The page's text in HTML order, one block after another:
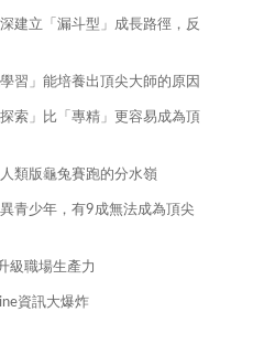
建立「漏斗型」成長路徑，反
習」能培養出頂尖大師的原因
索」比「專精」更容易成為頂
類版龜兔賽跑的分水嶺
青少年，有9成無法成為頂尖
級職場生產力
資訊大爆炸